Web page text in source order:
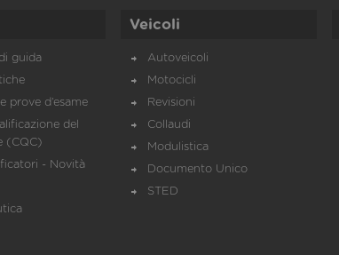
guida
prove d’esame
del
(CQC)
- Novità
Veicoli
Autoveicoli
Motocicli
Revisioni
Collaudi
Modulistica
Documento Unico
STED